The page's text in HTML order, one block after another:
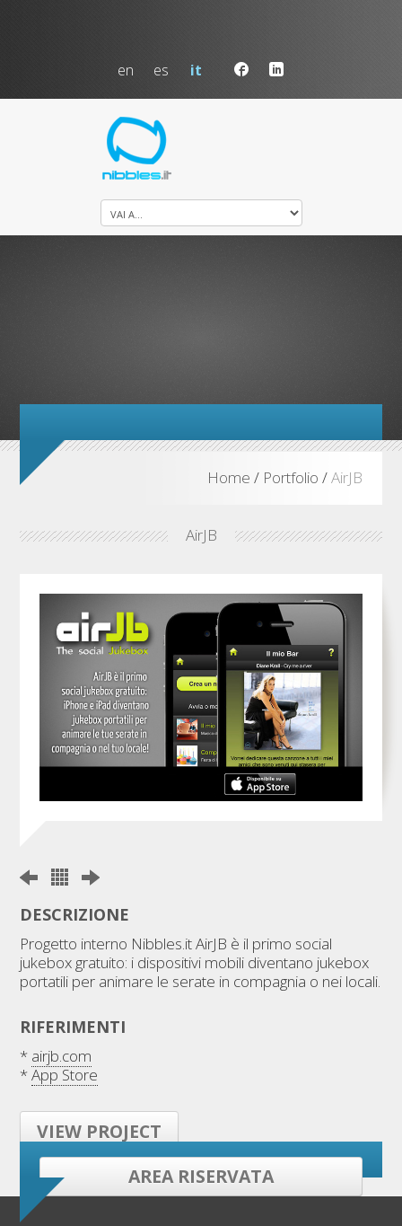
en es it
Home / Portfolio /AirJB
AirJB
DESCRIZIONE
Progetto interno Nibbles.it AirJB è il primo social
jukebox gratuito: i dispositivi mobili diventano jukebox
portatili per animare le serate in compagnia o nei locali.
RIFERIMENTI
* airjb.com
*App Store
VIEW PROJECT
AREA RISERVATA